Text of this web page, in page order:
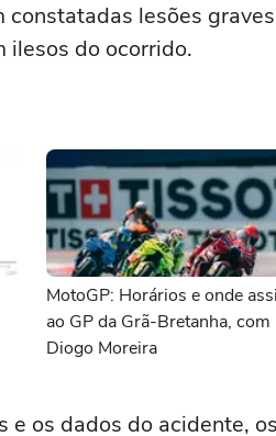
constatadas lesões
ilesos do ocorrido.
MotoGP: Horários e onde
ao GP da Grã-Bretanha, com
Diogo Moreira
e os dados do acidente,